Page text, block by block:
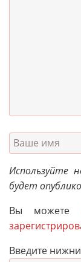
Используйте
будет
Вы можете
Введите